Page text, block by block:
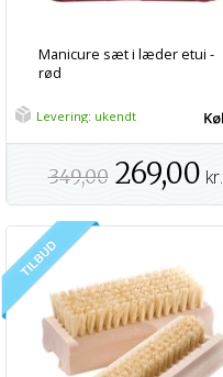
Manicure sæt i læder etui -
rød
Levering: ukendt
349,00 269,00 kr.